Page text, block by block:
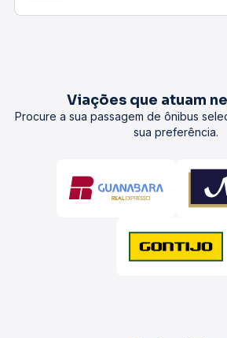
Viações que atuam
Procure a sua passagem de ônibus
sua preferência.